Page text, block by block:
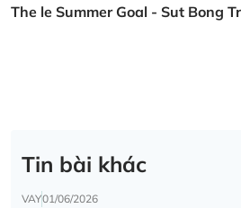
The le Summer Goal - Sut Bong
Tin bài khác
VAY01/06/2026